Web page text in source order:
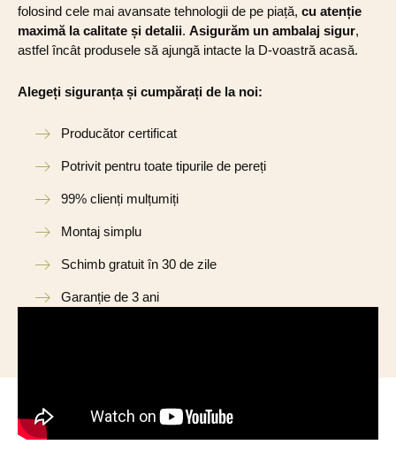
folosind cele mai avansate tehnologii de pe piață, cu atenție
maximă la calitate și detalii. Asigurăm un ambalaj sigur,
astfel încât produsele să ajungă intacte la D-voastră acasă.
Alegeți siguranța și cumpărați de la noi:
Producător certificat
Potrivit pentru toate tipurile de pereți
99% clienți mulțumiți
Montaj simplu
Schimb gratuit în 30 de zile
Garanție de 3 ani